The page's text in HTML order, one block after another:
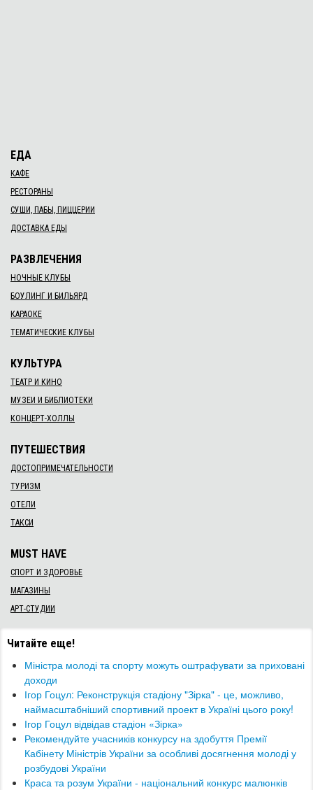
ЕДА
КАФЕ
РЕСТОРАНЫ
СУШИ, ПАБЫ, ПИЦЦЕРИИ
ДОСТАВКА ЕДЫ
РАЗВЛЕЧЕНИЯ
НОЧНЫЕ КЛУБЫ
БОУЛИНГ И БИЛЬЯРД
КАРАОКЕ
ТЕМАТИЧЕСКИЕ КЛУБЫ
КУЛЬТУРА
ТЕАТР И КИНО
МУЗЕИ И БИБЛИОТЕКИ
КОНЦЕРТ-ХОЛЛЫ
ПУТЕШЕСТВИЯ
ДОСТОПРИМЕЧАТЕЛЬНОСТИ
ТУРИЗМ
ОТЕЛИ
ТАКСИ
MUST HAVE
СПОРТ И ЗДОРОВЬЕ
МАГАЗИНЫ
АРТ-СТУДИИ
Читайте еще!
Міністра молоді та спорту можуть оштрафувати за приховані
доходи
Ігор Гоцул: Реконструкція стадіону "Зірка" - це, можливо,
наймасштабніший спортивний проект в Україні цього року!
​Ігор Гоцул відвідав стадіон «Зірка»
Рекомендуйте учасників конкурсу на здобуття Премії
Кабінету Міністрів України за особливі досягнення молоді у
розбудові України
Краса та розум України - національний конкурс малюнків